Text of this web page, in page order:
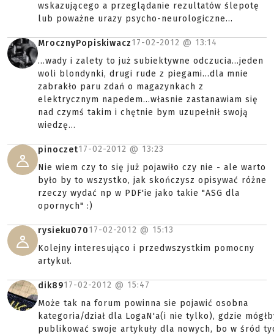
wskazującego a przeglądanie rezultatów ślepotę
lub poważne urazy psycho-neurologiczne...
MrocznyPopiskiwacz17-02-2012 @ 13:14
...wady i zalety to już subiektywne odczucia...jeden
woli blondynki, drugi rude z piegami...dla mnie
zabrakło paru zdań o magazynkach z
elektrycznym napedem...własnie zastanawiam się
nad czymś takim i chętnie bym uzupełnił swoją
wiedzę...
pinoczet17-02-2012 @ 13:23
Nie wiem czy to się już pojawiło czy nie - ale warto
było by to wszystko, jak skończysz opisywać różne
rzeczy wydać np w PDF'ie jako takie "ASG dla
opornych" :)
rysieku07017-02-2012 @ 15:13
Kolejny interesująco i przedwszystkim pomocny
artykuł.
dik8917-02-2012 @ 15:47
Może tak na forum powinna sie pojawić osobna
kategoria/dział dla LogaN'a(i nie tylko), gdzie
publikować swoje artykuły dla nowych, bo w śród